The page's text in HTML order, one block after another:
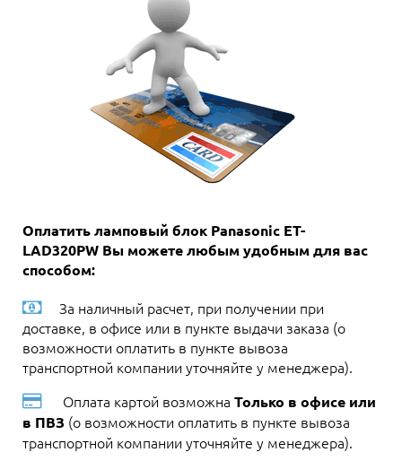
Оплатить ламповый блок Panasonic ET-
LAD320PW Вы можете любым удобным для вас
способом:
За наличный расчет, при получении при
доставке, в офисе или в пункте выдачи заказа (о
возможности оплатить в пункте вывоза
транспортной компании уточняйте у менеджера).
Оплата картой возможна Только в офисе или
в ПВЗ (о возможности оплатить в пункте вывоза
транспортной компании уточняйте у менеджера).